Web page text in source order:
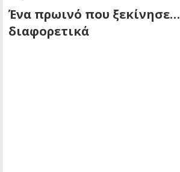
Ένα πρωινό που
διαφορετικά